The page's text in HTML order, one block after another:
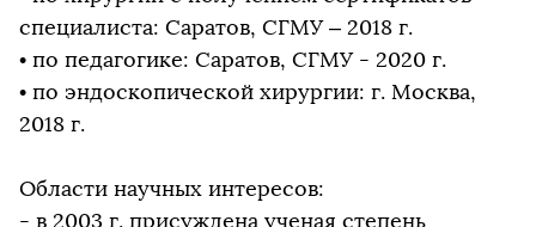
специалиста: Саратов, СГМУ – 2018 г.
• по педагогике: Саратов, СГМУ - 2020 г.
• по эндоскопической хирургии: г. Москва,
2018 г.
Области научных интересов:
- в 2003 г. присуждена ученая степень